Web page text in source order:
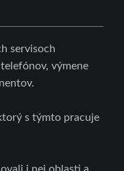
čo dokáže more za
servisoch
výmene
s týmto pracuje
i nej oblasti a